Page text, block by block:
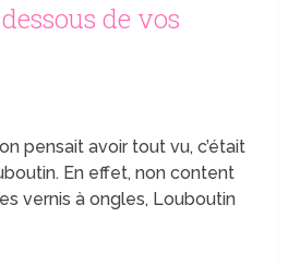
de vos
pensait avoir tout vu, c’était
En effet, non content
vernis à ongles, Louboutin